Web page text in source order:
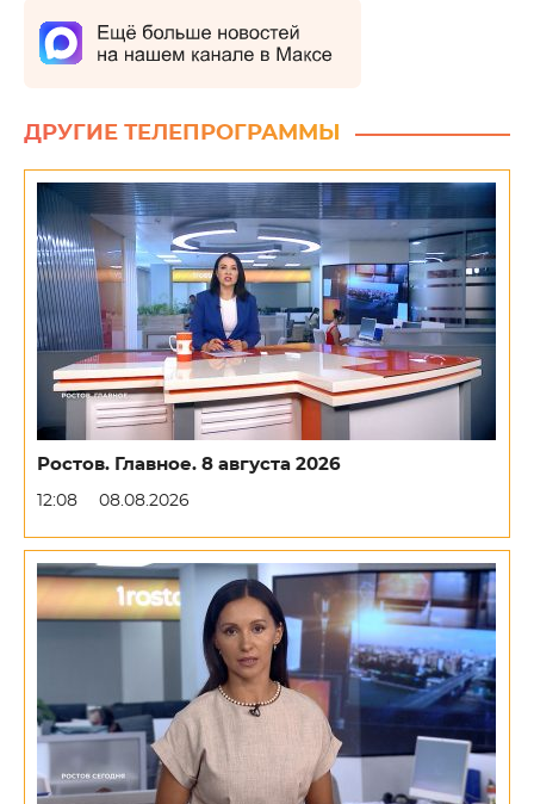
ДРУГИЕ ТЕЛЕПРОГРАММЫ
Ростов. Главное. 8 августа 2026
12:08 08.08.2026